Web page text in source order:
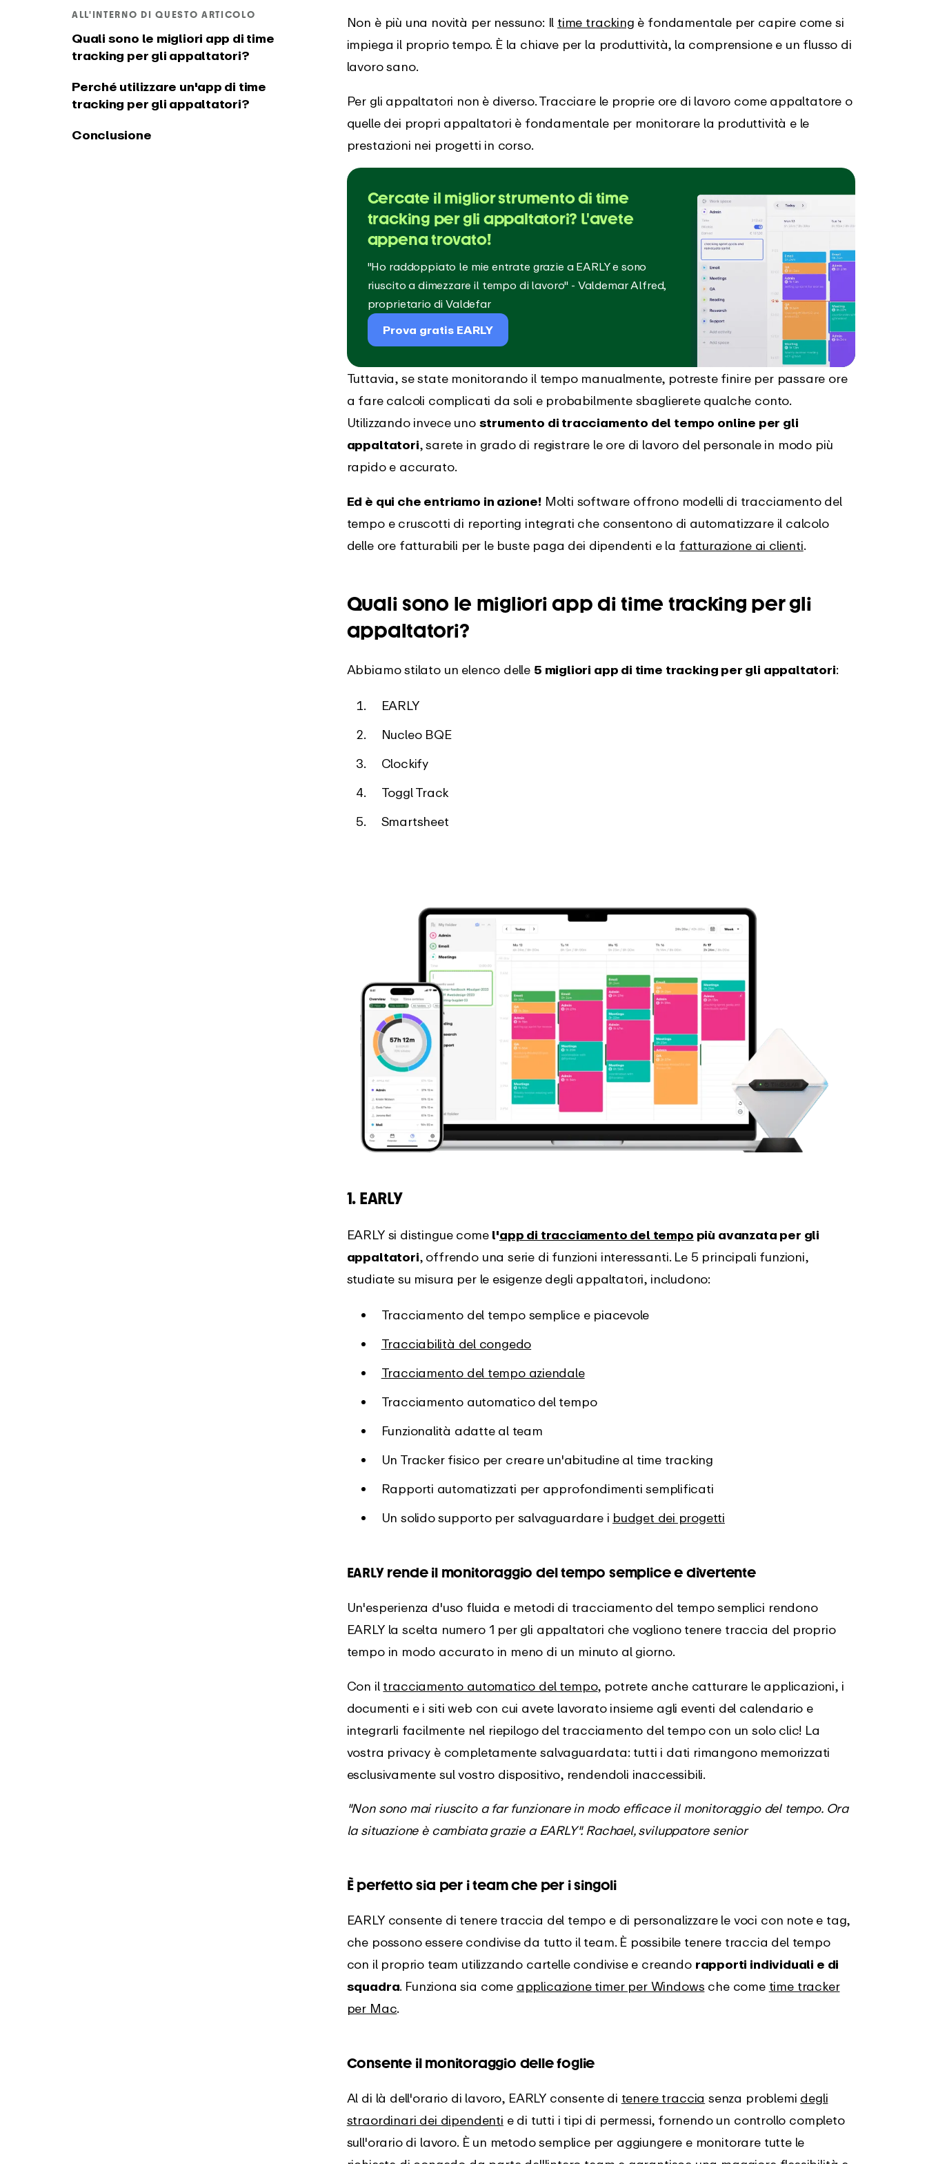
Integrazioni e API
strumenti preferiti
ALL'INTERNO DI QUESTO ARTICOLO
Quali sono le migliori app di time
tracking per gli appaltatori?
Perché utilizzare un'app di time
tracking per gli appaltatori?
Conclusione
Non è più una novità per nessuno: Il time tracking è fondamentale per capire come si
impiega il proprio tempo. È la chiave per la produttività, la comprensione e un flusso di
lavoro sano.
Per gli appaltatori non è diverso. Tracciare le proprie ore di lavoro come appaltatore o
quelle dei propri appaltatori è fondamentale per monitorare la produttività e le
prestazioni nei progetti in corso.
Cercate il miglior strumento di time
tracking per gli appaltatori? L'avete
appena trovato!
"Ho raddoppiato le mie entrate grazie a EARLY e sono
riuscito a dimezzare il tempo di lavoro" - Valdemar Alfred,
proprietario di Valdefar
Prova gratis EARLY
Tuttavia, se state monitorando il tempo manualmente, potreste finire per passare ore
a fare calcoli complicati da soli e probabilmente sbaglierete qualche conto.
Utilizzando invece uno strumento di tracciamento del tempo online per gli
appaltatori, sarete in grado di registrare le ore di lavoro del personale in modo più
rapido e accurato.
Ed è qui che entriamo in azione! Molti software offrono modelli di tracciamento del
tempo e cruscotti di reporting integrati che consentono di automatizzare il calcolo
delle ore fatturabili per le buste paga dei dipendenti e la fatturazione ai clienti.
Quali sono le migliori app di time tracking per gli
appaltatori?
Abbiamo stilato un elenco delle 5 migliori app di time tracking per gli appaltatori:
EARLY
Nucleo BQE
Clockify
Toggl Track
Smartsheet
1. EARLY
EARLY si distingue come l'app di tracciamento del tempo più avanzata per gli
appaltatori, offrendo una serie di funzioni interessanti. Le 5 principali funzioni,
studiate su misura per le esigenze degli appaltatori, includono:
Tracciamento del tempo semplice e piacevole
Tracciabilità del congedo
Tracciamento del tempo aziendale
Tracciamento automatico del tempo
Funzionalità adatte al team
Un Tracker fisico per creare un'abitudine al time tracking
Rapporti automatizzati per approfondimenti semplificati
Un solido supporto per salvaguardare i budget dei progetti
EARLY rende il monitoraggio del tempo semplice e divertente
Un'esperienza d'uso fluida e metodi di tracciamento del tempo semplici rendono
EARLY la scelta numero 1 per gli appaltatori che vogliono tenere traccia del proprio
tempo in modo accurato in meno di un minuto al giorno.
Con il tracciamento automatico del tempo, potrete anche catturare le applicazioni, i
documenti e i siti web con cui avete lavorato insieme agli eventi del calendario e
integrarli facilmente nel riepilogo del tracciamento del tempo con un solo clic! La
vostra privacy è completamente salvaguardata: tutti i dati rimangono memorizzati
esclusivamente sul vostro dispositivo, rendendoli inaccessibili.
"Non sono mai riuscito a far funzionare in modo efficace il monitoraggio del tempo. Ora
la situazione è cambiata grazie a EARLY". Rachael, sviluppatore senior
È perfetto sia per i team che per i singoli
EARLY consente di tenere traccia del tempo e di personalizzare le voci con note e tag,
che possono essere condivise da tutto il team. È possibile tenere traccia del tempo
con il proprio team utilizzando cartelle condivise e creando rapporti individuali e di
squadra. Funziona sia come applicazione timer per Windows che come time tracker
per Mac.
Consente il monitoraggio delle foglie
Al di là dell'orario di lavoro, EARLY consente di tenere traccia senza problemi degli
straordinari dei dipendenti e di tutti i tipi di permessi, fornendo un controllo completo
sull'orario di lavoro. È un metodo semplice per aggiungere e monitorare tutte le